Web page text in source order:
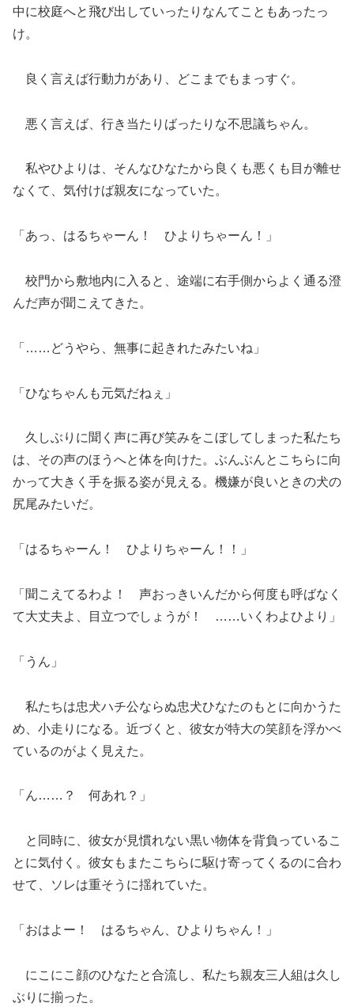
中に校庭へと飛び出していったりなんてこともあったっ
け。
良く言えば行動力があり、どこまでもまっすぐ。
悪く言えば、行き当たりばったりな不思議ちゃん。
私やひよりは、そんなひなたから良くも悪くも目が離せ
なくて、気付けば親友になっていた。
「あっ、はるちゃーん！ ひよりちゃーん！」
校門から敷地内に入ると、途端に右手側からよく通る澄
んだ声が聞こえてきた。
「……どうやら、無事に起きれたみたいね」
「ひなちゃんも元気だねぇ」
久しぶりに聞く声に再び笑みをこぼしてしまった私たち
は、その声のほうへと体を向けた。ぶんぶんとこちらに向
かって大きく手を振る姿が見える。機嫌が良いときの犬の
尻尾みたいだ。
「はるちゃーん！ ひよりちゃーん！！」
「聞こえてるわよ！ 声おっきいんだから何度も呼ばなく
て大丈夫よ、目立つでしょうが！ ……いくわよひより」
「うん」
私たちは忠犬ハチ公ならぬ忠犬ひなたのもとに向かうた
め、小走りになる。近づくと、彼女が特大の笑顔を浮かべ
ているのがよく見えた。
「ん……？ 何あれ？」
と同時に、彼女が見慣れない黒い物体を背負っているこ
とに気付く。彼女もまたこちらに駆け寄ってくるのに合わ
せて、ソレは重そうに揺れていた。
「おはよー！ はるちゃん、ひよりちゃん！」
にこにこ顔のひなたと合流し、私たち親友三人組は久し
ぶりに揃った。